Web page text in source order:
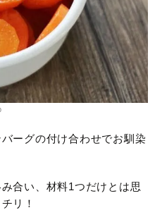
ーグの付け合わせでお馴染
合い、材料1つだけとは思
リ！